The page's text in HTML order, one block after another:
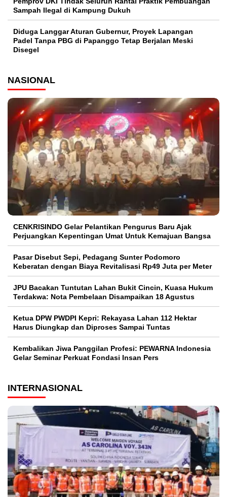
Sampah Ilegal di Kampung Dukuh
Diduga Langgar Aturan Gubernur, Proyek Lapangan
Padel Tanpa PBG di Papanggo Tetap Berjalan Meski
Disegel
NASIONAL
CENKRISINDO Gelar Pelantikan Pengurus Baru Ajak
Perjuangkan Kepentingan Umat Untuk Kemajuan Bangsa
Pasar Disebut Sepi, Pedagang Sunter Podomoro
Keberatan dengan Biaya Revitalisasi Rp49 Juta per Meter
JPU Bacakan Tuntutan Lahan Bukit Cincin, Kuasa Hukum
Terdakwa: Nota Pembelaan Disampaikan 18 Agustus
Ketua DPW PWDPI Kepri: Rekayasa Lahan 112 Hektar
Harus Diungkap dan Diproses Sampai Tuntas
Kembalikan Jiwa Panggilan Profesi: PEWARNA Indonesia
Gelar Seminar Perkuat Fondasi Insan Pers
INTERNASIONAL